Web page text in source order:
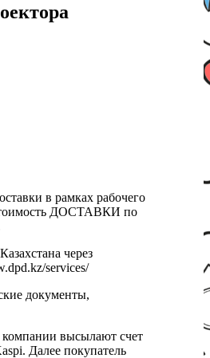
в рамках рабочего
Стоимость ДОСТАВКИ по
через
services/
документы,
высылают счет
Далее покупатель